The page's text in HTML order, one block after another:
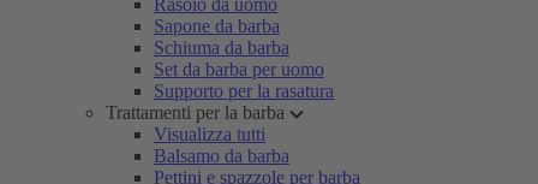
Rasoio da uomo
Sapone da barba
Schiuma da barba
Set da barba per uomo
Supporto per la rasatura
Trattamenti per la barba
Visualizza tutti
Balsamo da barba
Pettini e spazzole per barba